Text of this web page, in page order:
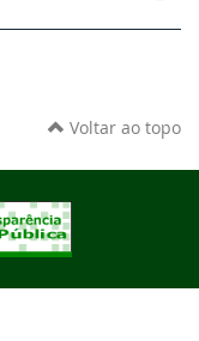
Voltar ao topo